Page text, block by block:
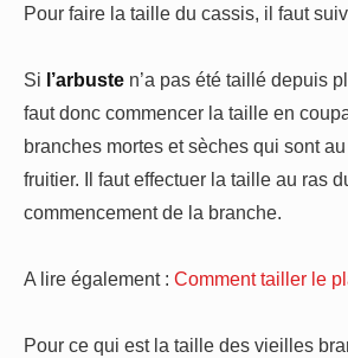
Pour faire la taille du cassis, il faut
Si l’arbuste n’a pas été taillé depuis
faut donc commencer la taille en
branches mortes et sèches qui sont
fruitier. Il faut effectuer la taille au ras
commencement de la branche.
A lire également : Comment tailler le
Pour ce qui est la taille des vieilles